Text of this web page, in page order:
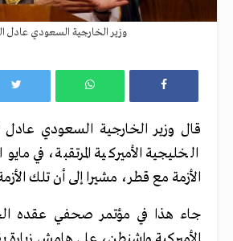
وزير الخارجية السعودي عادل
قال وزير الخارجية السعودي عادل
الخليجية الأميركية المرتقبة، في
الأزمة مع قطر، مشيرا إلى أن تلك
جاء هذا في مؤتمر صحفي عقده